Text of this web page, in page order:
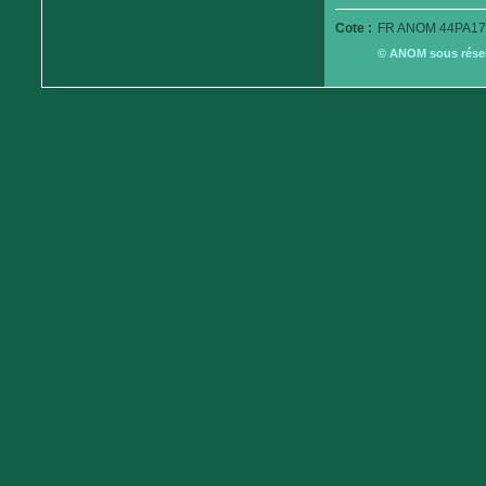
Cote : FR ANOM
© ANOM sous